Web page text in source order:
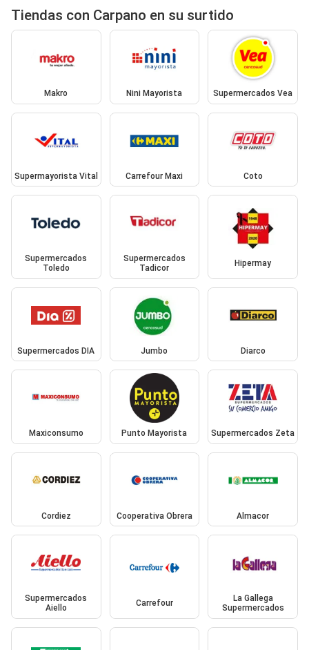
Tiendas con Carpano en su surtido
Makro Nini Mayorista Supermercados Vea
Supermayorista Vital Carrefour Maxi Coto
Supermercados
Toledo
Supermercados
Tadicor
Hipermay
Supermercados DIA Jumbo Diarco
Maxiconsumo Punto Mayorista Supermercados Zeta
Cordiez Cooperativa Obrera Almacor
Supermercados
Aiello
Carrefour
La Gallega
Supermercados